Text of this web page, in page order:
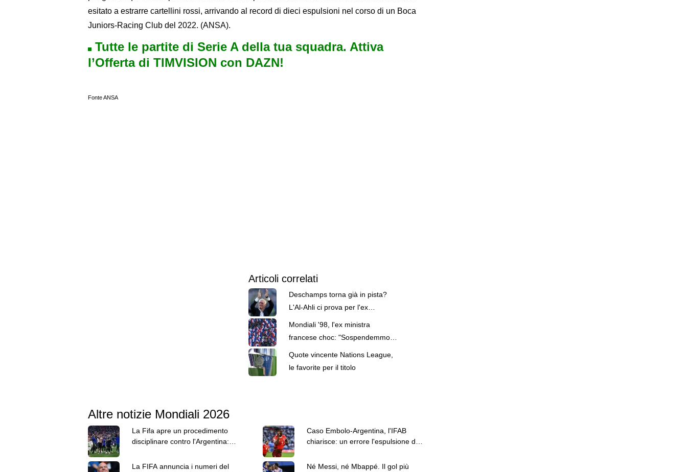
esitato a estrarre cartellini rossi, arrivando al record di dieci espulsioni nel corso di un Boca
Juniors-Racing Club del 2022. (ANSA).
Tutte le partite di Serie A della tua squadra. Attiva
l’Offerta di TIMVISION con DAZN!
Fonte ANSA
Articoli correlati
Deschamps torna già in pista?
L'Al-Ahli ci prova per l'ex
commissario tecnico della
Francia
Mondiali '98, l'ex ministra
francese choc: "Sospendemmo
Quote vincente Nations League,
le favorite per il titolo
Altre notizie Mondiali 2026
La Fifa apre un procedimento
disciplinare contro l'Argentina:
Caso Embolo-Argentina, l'IFAB
chiarisce: un errore l'espulsione del
La FIFA annuncia i numeri del
Né Messi, né Mbappé. Il gol più